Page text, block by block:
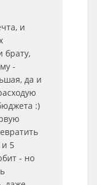
и
брату,
-
да и
:)
5
- но